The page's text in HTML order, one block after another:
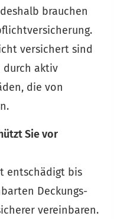
brauchen
versichert sind
durch aktiv
die von
Sie vor
entschädigt bis
Deckungs­
vereinbaren.